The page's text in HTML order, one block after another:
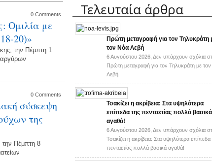
0 Comments
Ομιλία με
20)»
την Πέμπτη 1
0 Comments
σύσκεψη
της
την Πέμπτη 8
Τελευταία άρθρα
Πρώτη μεταγραφή για τον Τηλυκράτη
τον Νόα Λεβή
6 Αυγούστου 2026, Δεν υπάρχουν σχόλια
Πρώτη μεταγραφή για τον Τηλυκράτη με
Λεβή
Τσακίζει η ακρίβεια: Στα υψηλότερα
επίπεδα της πενταετίας πολλά βασικά
αγαθά!
6 Αυγούστου 2026, Δεν υπάρχουν σχόλια
Τσακίζει η ακρίβεια: Στα υψηλότερα επίπεδα
πενταετίας πολλά βασικά αγαθά!